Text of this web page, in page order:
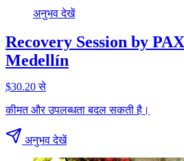
अनुभव देखें
Recovery Session by
Medellín
$30.20 से
कीमत और उपलब्धता बदल सकती है।
अनुभव देखें